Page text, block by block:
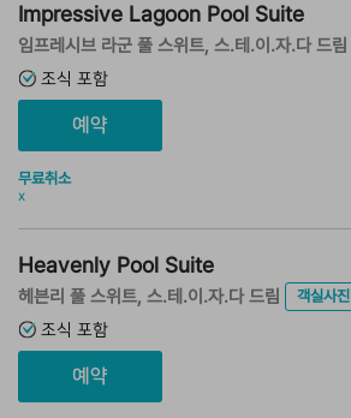
Impressive Lagoon Pool Suite
임프레시브 라군 풀 스위트, 스.테.이.자.다 드림
조식 포함
무료취소
x
Heavenly Pool Suite
헤븐리 풀 스위트, 스.테.이.자.다 드림
객실사진
조식 포함